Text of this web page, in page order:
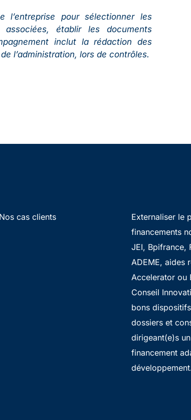
l’entreprise pour sélectionner les
établir les documents
inclut la rédaction des
l’administration, lors de contrôles.
Nos cas clients
Externaliser le
financements
JEI, Bpifrance,
ADEME, aides
Accelerator ou
Conseil
bons
dossiers et
dirigeant(e)s
financement